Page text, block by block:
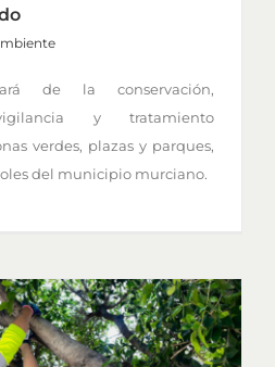
de la conservación,
y tratamiento
verdes, plazas y parques,
del municipio murciano.